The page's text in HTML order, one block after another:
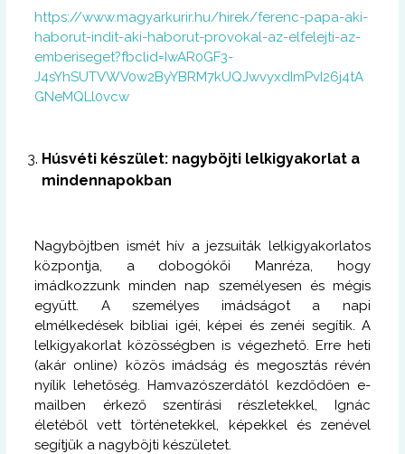
https://www.magyarkurir.hu/hirek/ferenc-papa-aki-
haborut-indit-aki-haborut-provokal-az-elfelejti-az-
emberiseget?fbclid=IwAR0GF3-
J4sYhSUTVWV0w2ByYBRM7kUQJwvyxdImPvI26j4tA
GNeMQLl0vcw
Húsvéti készület: nagyböjti lelkigyakorlat a
mindennapokban
Nagyböjtben ismét hív a jezsuiták lelkigyakorlatos
központja, a dobogókői Manréza, hogy
imádkozzunk minden nap személyesen és mégis
együtt. A személyes imádságot a napi
elmélkedések bibliai igéi, képei és zenéi segítik. A
lelkigyakorlat közösségben is végezhető. Erre heti
(akár online) közös imádság és megosztás révén
nyílik lehetőség. Hamvazószerdától kezdődően e-
mailben érkező szentírási részletekkel, Ignác
életéből vett történetekkel, képekkel és zenével
segítjük a nagyböjti készületet.